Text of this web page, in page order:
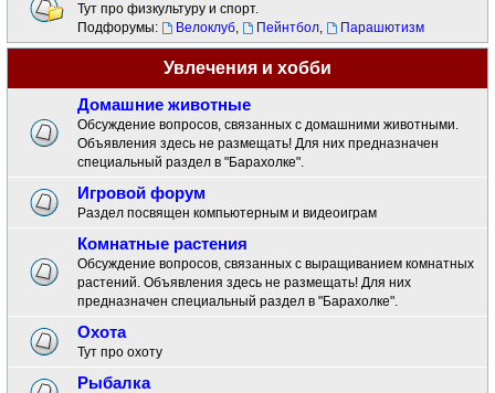
Тут про физкультуру и спорт.
Подфорумы:
Велоклуб, Пейнтбол, Парашютизм
Увлечения и хобби
Домашние животные
Обсуждение вопросов, связанных с домашними животными.
Объявления здесь не размещать! Для них предназначен
специальный раздел в "Барахолке".
Игровой форум
Раздел посвящен компьютерным и видеоиграм
Комнатные растения
Обсуждение вопросов, связанных с выращиванием комнатных
растений. Объявления здесь не размещать! Для них
предназначен специальный раздел в "Барахолке".
Охота
Тут про охоту
Рыбалка